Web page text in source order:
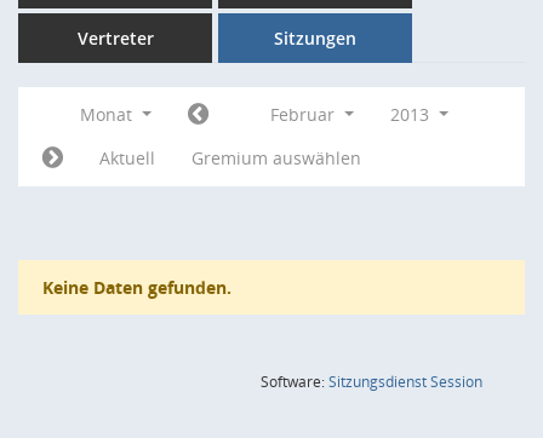
Vertreter Sitzungen
Monat Februar
2013
Aktuell
Gremium auswählen
Keine Daten gefunden.
Software:SitzungsdienstSession(Wird in